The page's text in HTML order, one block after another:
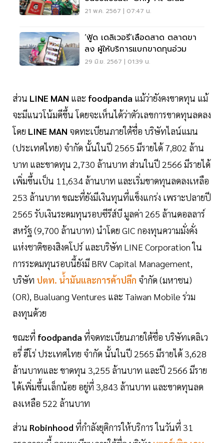
21 พ.ค. 2567 | 07:47 น.
‘ฟู้ด เดลิเวอรี’เลือดสาด ตลาดขา
ลง ผู้ให้บริการแบกขาดทุนอ่วม
29 มิ.ย. 2567 | 01:39 น.
ส่วน LINE MAN และ foodpanda แม้ว่ายังคงขาดทุน แม้
จะมีแนวโน้มดีขึ้น โดยจะเห็นได้ว่าตัวเลขการขาดทุนลดลง
โดย LINE MAN จดทะเบียนภายใต้ชื่อ บริษัทไลน์แมน
(ประเทศไทย) จำกัด นั้นในปี 2565 มีรายได้ 7,802 ล้าน
บาท และขาดทุน 2,730 ล้านบาท ส่วนในปี 2566 มีรายได้
เพิ่มขึ้นเป็น 11,634 ล้านบาท และเริ่มขาดทุนลดลงเหลือ
253 ล้านบาท ขณะที่ยังมีเงินทุนที่แข็งแกร่ง เพราะปลายปี
2565 รับเงินระดมทุนรอบซีรีส์บี มูลค่า 265 ล้านดอลลาร์
สหรัฐ (9,700 ล้านบาท) นำโดย GIC กองทุนความมั่งคั่ง
แห่งชาติของสิงคโปร์ และบริษัท LINE Corporation ใน
การระดมทุนรอบนี้ยังมี BRV Capital Management,
บริษัท ปตท. นํ้ามันและการค้าปลีก จำกัด (มหาชน)
(OR), Bualuang Ventures และ Taiwan Mobile ร่วม
ลงทุนด้วย
ขณะที่ foodpanda ที่จดทะเบียนภายใต้ชื่อ บริษัทเดลิเว
อรี่ ฮีโร่ ประเทศไทย จำกัด นั้นในปี 2565 มีรายได้ 3,628
ล้านบาทและ ขาดทุน 3,255 ล้านบาท และปี 2566 มีราย
ได้เพิ่มขึ้นเล็กน้อย อยู่ที่ 3,843 ล้านบาท และขาดทุนลด
ลงเหลือ 522 ล้านบาท
ส่วน Robinhood ที่กำลังยุติการให้บริการ ในวันที่ 31